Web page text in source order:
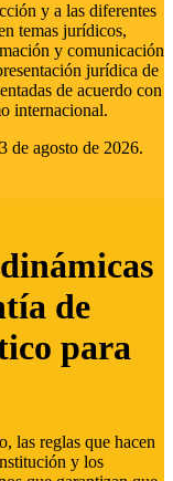
y a las diferentes
temas jurídicos,
y comunicación
jurídica de
de acuerdo con
internacional.
3 de agosto de 2026.
de
para
las reglas que hacen
y los